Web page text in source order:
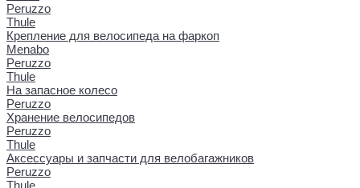
Peruzzo
Thule
Крепление для велосипеда на фаркоп
Menabo
Peruzzo
Thule
На запасное колесо
Peruzzo
Хранение велосипедов
Peruzzo
Thule
Аксессуары и запчасти для велобагажников
Peruzzo
Thule